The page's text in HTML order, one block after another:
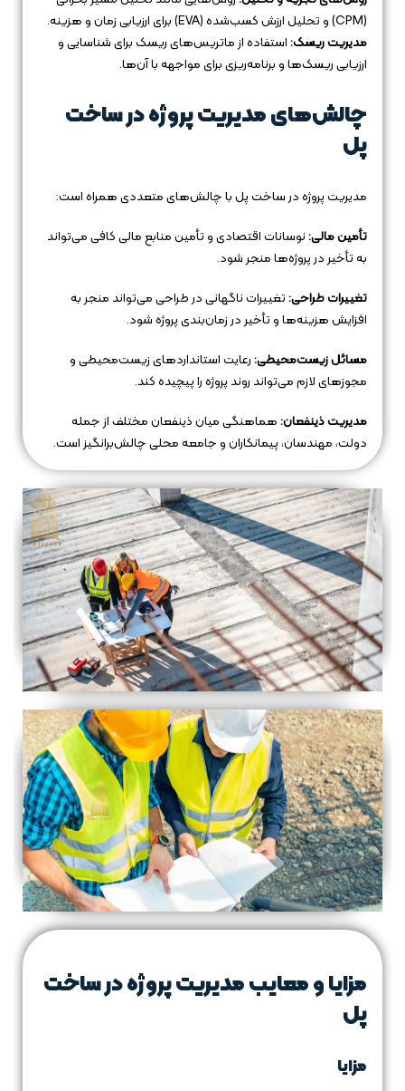
(CPM) و تحلیل ارزش کسب‌شده (EVA) برای ارزیابی زمان و هزینه.
مدیریت ریسک:استفاده از ماتریس‌های ریسک برای شناسایی و
ارزیابی ریسک‌ها و برنامه‌ریزی برای مواجهه با آن‌ها.
چالش‌های مدیریت پروژه در ساخت
پل
مدیریت پروژه در ساخت پل با چالش‌های متعددی همراه است:
تأمین مالی:نوسانات اقتصادی و تأمین منابع مالی کافی می‌تواند
به تأخیر در پروژه‌ها منجر شود.
تغییرات طراحی:تغییرات ناگهانی در طراحی می‌تواند منجر به
افزایش هزینه‌ها و تأخیر در زمان‌بندی پروژه شود.
مسائل زیست‌محیطی:رعایت استانداردهای زیست‌محیطی و
مجوزهای لازم می‌تواند روند پروژه را پیچیده کند.
مدیریت ذینفعان:هماهنگی میان ذینفعان مختلف از جمله
دولت، مهندسان، پیمانکاران و جامعه محلی چالش‌برانگیز است.
مزایا و معایب مدیریت پروژه در ساخت
پل
مزایا